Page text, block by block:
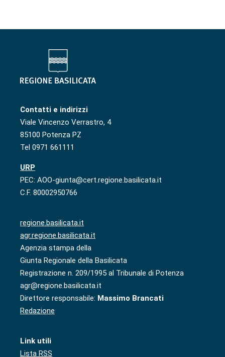
Contatti e indirizzi
Viale Vincenzo Verrastro, 4
85100 Potenza PZ
Tel 0971 661111
URP
PEC: AOO-giunta@cert.regione.basilicata.it
C.F. 80002950766
regione.basilicata.it
agr.regione.basilicata.it
Agenzia stampa della
Giunta Regionale della Basilicata
Registrazione n. 209/1995 al Tribunale di Potenza
agr@regione.basilicata.it
Direttore responsabile: Massimo Brancati
Redazione
Link utili
Lista RSS